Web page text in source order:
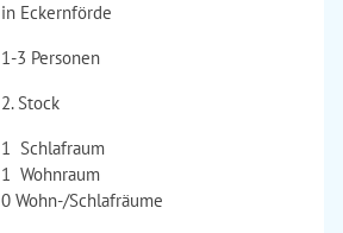
in Eckernförde
1-3 Personen
2. Stock
1 Schlafraum
1 Wohnraum
0 Wohn-/Schlafräume